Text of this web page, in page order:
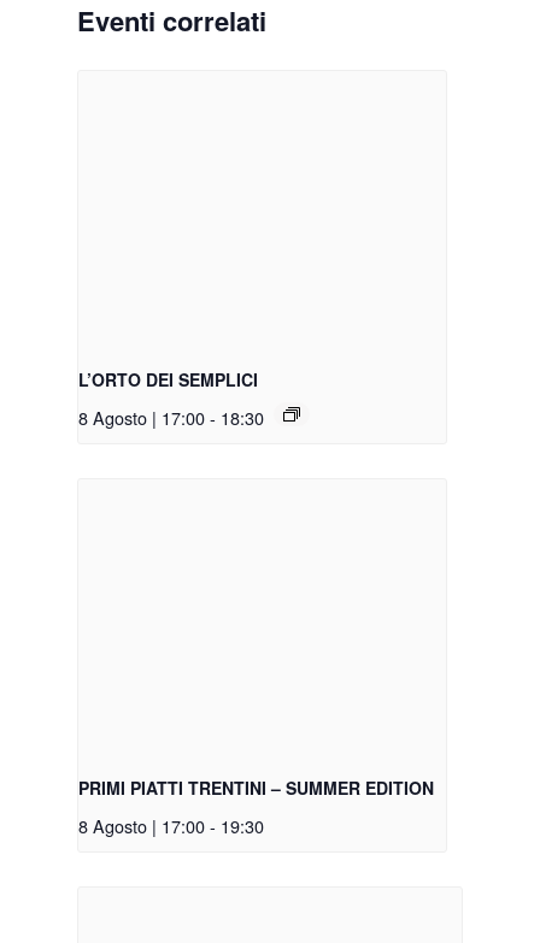
Eventi correlati
L’ORTO DEI SEMPLICI
8 Agosto | 17:00- 18:30
PRIMI PIATTI TRENTINI – SUMMER EDITION
8 Agosto | 17:00- 19:30